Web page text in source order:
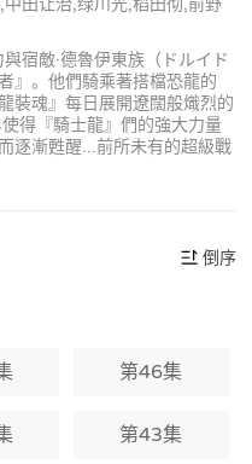
田让治,绿川光,稻田彻,前野
宿敵·德魯伊東族（ドルイド
』。他們騎乘著搭檔恐龍的
裝魂』每日展開遼闊般熾烈的
得『騎士龍』們的強大力量
逐漸甦醒...前所未有的超級戰
倒序
第46集
第43集